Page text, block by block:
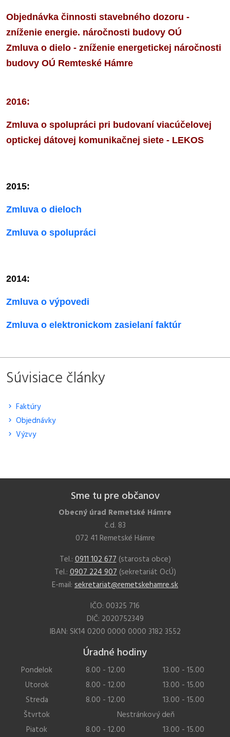
Objednávka činnosti stavebného dozoru -
zníženie energie. náročnosti budovy OÚ
Zmluva o dielo - zníženie energetickej náročnosti
budovy OÚ Remteské Hámre
2016:
Zmluva o spolupráci pri budovaní viacúčelovej
optickej dátovej komunikačnej siete - LEKOS
2015:
Zmluva o dieloch
Zmluva o spolupráci
2014:
Zmluva o výpovedi
Zmluva o elektronickom zasielaní faktúr
Súvisiace články
Faktúry
Objednávky
Výzvy
Sme tu pre občanov
Obecný úrad Remetské Hámre
č.d. 83
072 41 Remetské Hámre
Tel.:0911 102 677(starosta obce)
Tel.:0907 224 907(sekretariát OcÚ)
E-mail: sekretariat@remetskehamre.sk
IČO: 00325 716
DIČ: 2020752349
IBAN: SK14 0200 0000 0000 3182 3552
Úradné hodiny
Pondelok 8.00 - 12.00
13.00 - 15.00
Utorok
8.00 - 12.00
13.00 - 15.00
Streda
8.00 - 12.00
13.00 - 15.00
Štvrtok
Nestránkový deň
Piatok
8.00 - 12.00 13.00 - 15.00